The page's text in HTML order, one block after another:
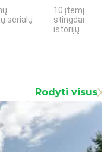
serialų
10 įtemptų,
stingdančių
istorijų
Rodyti visus